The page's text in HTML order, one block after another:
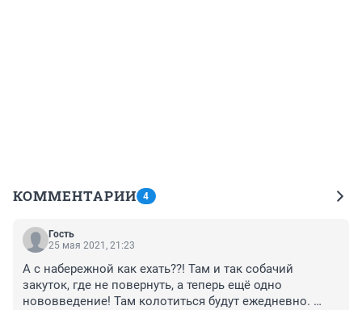
КОММЕНТАРИИ 4
Гость
25 мая 2021, 21:23
А с набережной как ехать??! Там и так собачий
закуток, где не повернуть, а теперь ещё одно
нововведение! Там колотиться будут ежедневно.